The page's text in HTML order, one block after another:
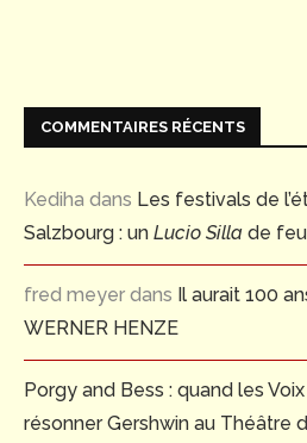
COMMENTAIRES RÉCENTS
Kediha dans Les festivals de
Salzbourg : un Lucio Silla de
fred meyer dans Il aurait 100
WERNER HENZE
Porgy and Bess : quand les
résonner Gershwin au Théâtre